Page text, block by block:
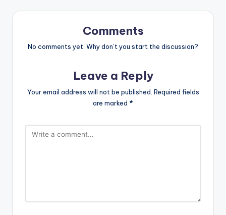
Comments
No comments yet. Why don’t you start the discussion?
Leave a Reply
Your email address will not be published. Required fields
are marked *